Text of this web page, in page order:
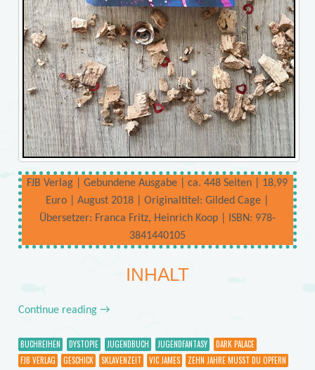
FJB Verlag | Gebundene Ausgabe | ca. 448 Seiten | 18,99
Euro | August 2018 | Originaltitel: Gilded Cage |
Übersetzer: Franca Fritz, Heinrich Koop | ISBN: 978-
3841440105
INHALT
Continue reading →
BUCHREIHEN DYSTOPIE JUGENDBUCH JUGENDFANTASY
DARK PALACE
FJB VERLAG
GESCHICK SKLAVENZEIT VIC JAMES ZEHN JAHRE MUSST DU OPFERN